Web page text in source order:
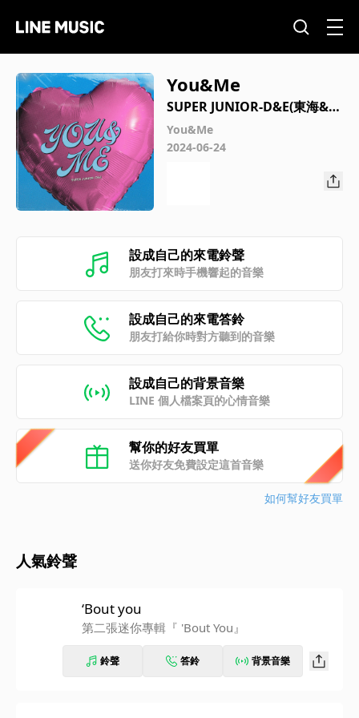
You&Me
SUPER JUNIOR-D&E(東海&銀
赫)
You&Me
2024-06-24
設成自己的來電鈴聲
朋友打來時手機響起的音樂
設成自己的來電答鈴
朋友打給你時對方聽到的音樂
設成自己的背景音樂
LINE 個人檔案頁的心情音樂
幫你的好友買單
送你好友免費設定這首音樂
如何幫好友買單
人氣鈴聲
‘Bout you
第二張迷你專輯『 'Bout You』
鈴聲 答鈴 背景音樂